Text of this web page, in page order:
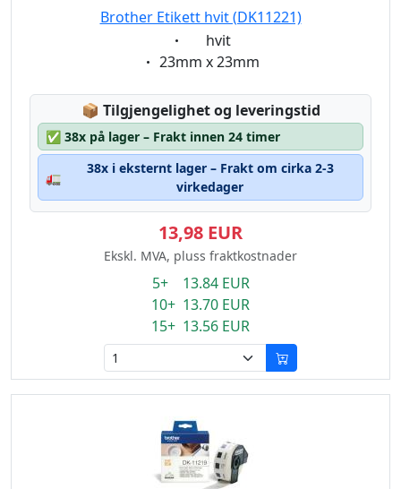
Brother Etikett hvit (DK11221)
Eigenschaft:
hvit
Eigenschaft:
23mm x 23mm
📦 Lagerstatus:
Tilgjengelighet og leveringstid
✅ 38x på lager – Frakt innen 24 timer
🚛
38x i eksternt lager – Frakt om cirka 2-3
virkedager
13,98 EUR
Ekskl. MVA, pluss fraktkostnader
5+ 13.84 EUR
10+ 13.70 EUR
15+ 13.56 EUR